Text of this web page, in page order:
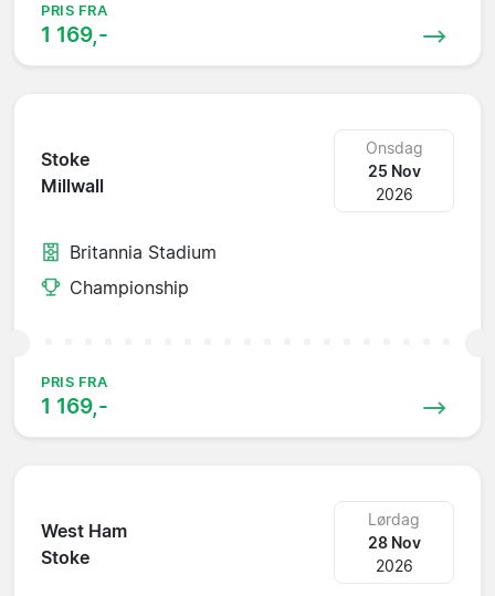
PRIS FRA
1 169,-
Stoke
Millwall
Onsdag
25 Nov
2026
Britannia Stadium
Championship
PRIS FRA
1 169,-
West Ham
Stoke
Lørdag
28 Nov
2026